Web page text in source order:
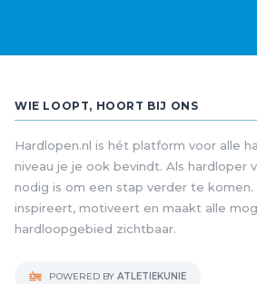
WIE LOOPT, HOORT BIJ ONS
Hardlopen.nl is hét platform voor alle
niveau je je ook bevindt. Als hardloper
nodig is om een stap verder te
inspireert, motiveert en maakt alle
hardloopgebied zichtbaar.
POWERED BY ATLETIEKUNIE